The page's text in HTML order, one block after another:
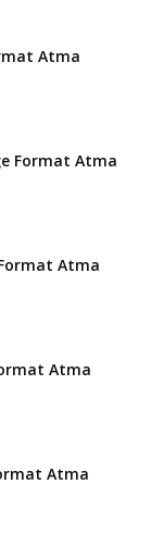
Atma
Format Atma
Atma
Atma
Atma